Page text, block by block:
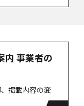
内 事業者の
掲載内容の変